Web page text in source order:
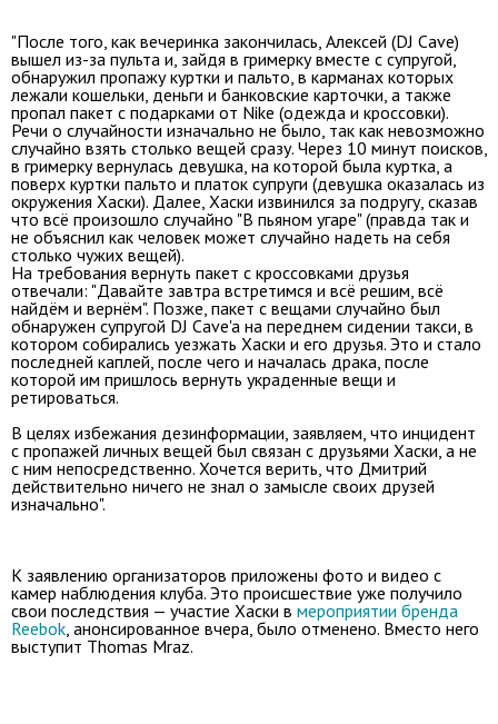
"После того, как вечеринка закончилась, Алексей (DJ Cave)
вышел из-за пульта и, зайдя в гримерку вместе с супругой,
обнаружил пропажу куртки и пальто, в карманах которых
лежали кошельки, деньги и банковские карточки, а также
пропал пакет с подарками от Nike (одежда и кроссовки).
Речи о случайности изначально не было, так как невозможно
случайно взять столько вещей сразу. Через 10 минут поисков,
в гримерку вернулась девушка, на которой была куртка, а
поверх куртки пальто и платок супруги (девушка оказалась из
окружения Хаски). Далее, Хаски извинился за подругу, сказав
что всё произошло случайно "В пьяном угаре" (правда так и
не объяснил как человек может случайно надеть на себя
столько чужих вещей).
На требования вернуть пакет с кроссовками друзья
отвечали: "Давайте завтра встретимся и всё решим, всё
найдём и вернём". Позже, пакет с вещами случайно был
обнаружен супругой DJ Cave'a на переднем сидении такси, в
котором собирались уезжать Хаски и его друзья. Это и стало
последней каплей, после чего и началась драка, после
которой им пришлось вернуть украденные вещи и
ретироваться.
В целях избежания дезинформации, заявляем, что инцидент
с пропажей личных вещей был связан с друзьями Хаски, а не
с ним непосредственно. Хочется верить, что Дмитрий
действительно ничего не знал о замысле своих друзей
изначально".
К заявлению организаторов приложены фото и видео с
камер наблюдения клуба. Это происшествие уже получило
свои последствия — участие Хаски в мероприятии бренда
Reebok , анонсированное вчера, было отменено. Вместо него
выступит Thomas Mraz.